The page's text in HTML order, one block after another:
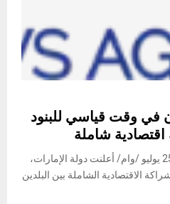
في وقت قياسي للبنود
اقتصادية شاملة
«نبض الخليج» تورنتو- كندا في 25 يوليو /وام/ أعلنت دولة الإمارات،
الاقتصادية الشاملة بين البلدين